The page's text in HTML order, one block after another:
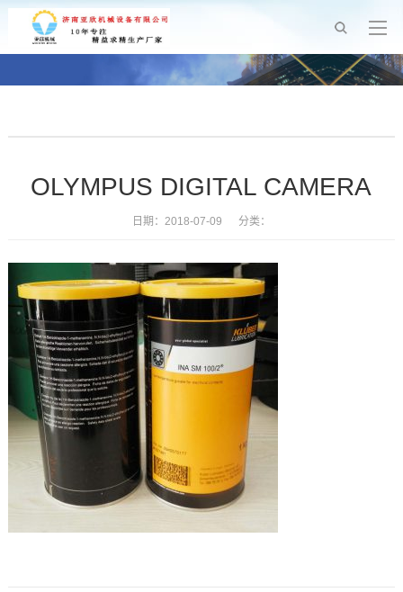
OLYMPUS DIGITAL CAMERA
日期：2018-07-09 分类：